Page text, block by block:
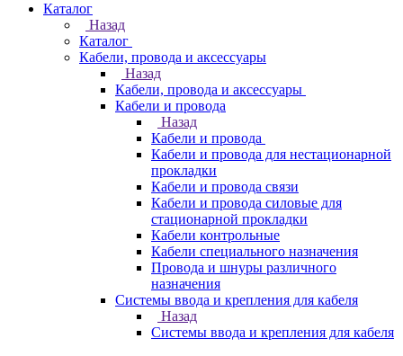
Каталог
Назад
Каталог
Кабели, провода и аксессуары
Назад
Кабели, провода и аксессуары
Кабели и провода
Назад
Кабели и провода
Кабели и провода для нестационарной
прокладки
Кабели и провода связи
Кабели и провода силовые для
стационарной прокладки
Кабели контрольные
Кабели специального назначения
Провода и шнуры различного
назначения
Системы ввода и крепления для кабеля
Назад
Системы ввода и крепления для кабеля